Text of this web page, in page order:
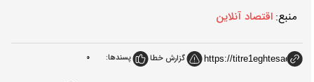
منبع: اقتصاد آنلاین
گزارش خطا پسندها: 0